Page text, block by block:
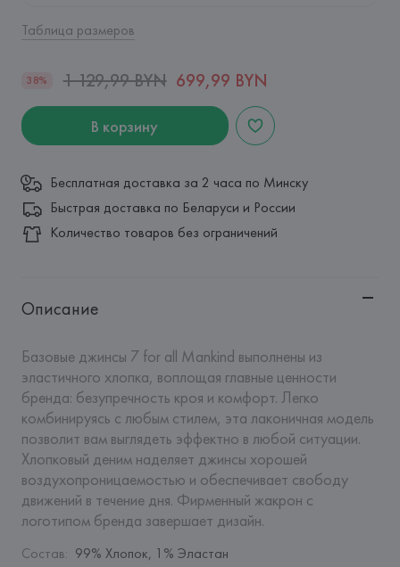
Таблица размеров
38% 1 129,99 BYN 699,99 BYN
В корзину
Бесплатная доставка за 2 часа по Минску
Быстрая доставка по Беларуси и России
Количество товаров без ограничений
Описание
Базовые джинсы 7 for all Mankind выполнены из
эластичного хлопка, воплощая главные ценности
бренда: безупречность кроя и комфорт. Легко
комбинируясь с любым стилем, эта лаконичная модель
позволит вам выглядеть эффектно в любой ситуации.
Хлопковый деним наделяет джинсы хорошей
воздухопроницаемостью и обеспечивает свободу
движений в течение дня. Фирменный жакрон с
логотипом бренда завершает дизайн.
Состав: 99% Хлопок, 1% Эластан